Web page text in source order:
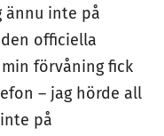
ännu inte på
officiella
förvåning fick
– jag hörde all
på